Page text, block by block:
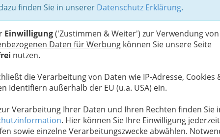
finden Sie in unserer Datenschutz Erklärung.
Einwilligung('Zustimmen & Weiter') zur Verwendung von
Daten für Werbung können Sie unsere Seite
nutzen.
die Verarbeitung von Daten wie IP-Adresse, Cookies
Identifiern außerhalb der EU (u.a. USA) ein.
Verarbeitung Ihrer Daten und Ihren Rechten finden Sie
. Hier können Sie Ihre Einwilligung jederzeit
sowie einzelne Verarbeitungszwecke abwählen.